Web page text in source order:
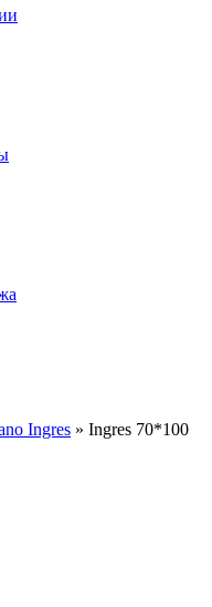
Ingres » Ingres 70*100